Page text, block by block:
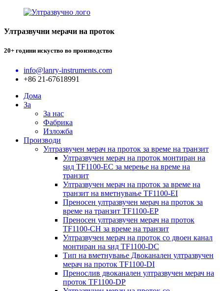
Ултразвучни мерачи на проток
20+ години искуство во производство
info@lanry-instruments.com
+86 21-67618991
Дома
За
За нас
Фабрика
Изложба
Производи
Ултразвучен мерач на проток за време на транзит
Ултразвучен мерач на проток монтиран на
ѕид TF1100-EC за мерење на време на
транзит
Ултразвучен мерач на проток за време на
транзит на вметнување TF1100-EI
Преносен ултразвучен мерач на проток за
време на транзит TF1100-EP
Преносен ултразвучен мерач на проток
TF1100-CH за време на транзит
Ултразвучен мерач на проток со двоен канал
монтиран на ѕид TF1100-DC
Тип на вметнување Двоканален ултразвучен
мерач на проток TF1100-DI
Пренослив двоканален ултразвучен мерач на
проток TF1100-DP